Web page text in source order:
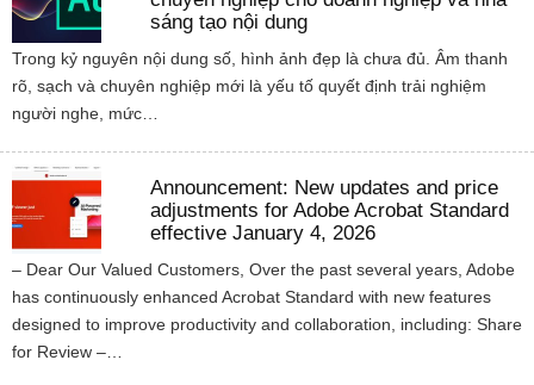
sáng tạo nội dung
Trong kỷ nguyên nội dung số, hình ảnh đẹp là chưa đủ. Âm thanh
rõ, sạch và chuyên nghiệp mới là yếu tố quyết định trải nghiệm
người nghe, mức…
Announcement: New updates and price
adjustments for Adobe Acrobat Standard
effective January 4, 2026
– Dear Our Valued Customers, Over the past several years, Adobe
has continuously enhanced Acrobat Standard with new features
designed to improve productivity and collaboration, including: Share
for Review –…